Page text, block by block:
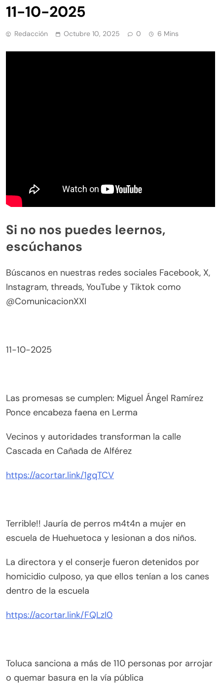
11-10-2025
Redacción Octubre 10, 2025 0 6 Mins
Si no nos puedes leernos,
escúchanos
Búscanos en nuestras redes sociales Facebook, X,
Instagram, threads, YouTube y Tiktok como
@ComunicacionXXI
11-10-2025
Las promesas se cumplen: Miguel Ángel Ramírez
Ponce encabeza faena en Lerma
Vecinos y autoridades transforman la calle
Cascada en Cañada de Alférez
https://acortar.link/1gqTCV
Terrible!! Jauría de perros m4t4n a mujer en
escuela de Huehuetoca y lesionan a dos niños.
La directora y el conserje fueron detenidos por
homicidio culposo, ya que ellos tenían a los canes
dentro de la escuela
https://acortar.link/FQLzI0
Toluca sanciona a más de 110 personas por arrojar
o quemar basura en la vía pública